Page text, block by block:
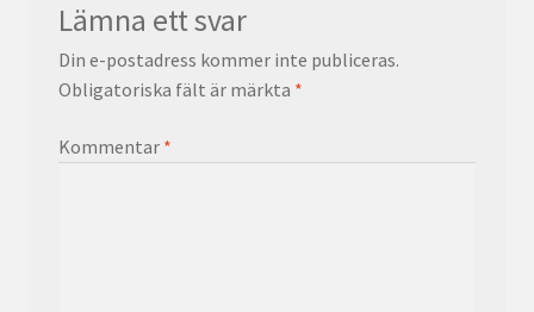
Lämna ett svar
Din e-postadress kommer inte publiceras.
Obligatoriska fält är märkta *
Kommentar *